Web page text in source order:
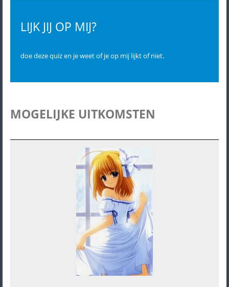
LIJK JIJ OP MIJ?
doe deze quiz en je weet of je op mij lijkt of niet.
MOGELIJKE UITKOMSTEN